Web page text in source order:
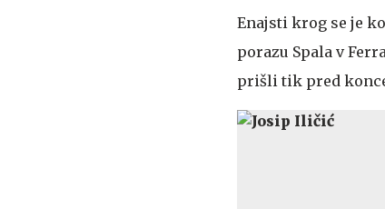
Enajsti krog se je
porazu Spala v
prišli tik pred